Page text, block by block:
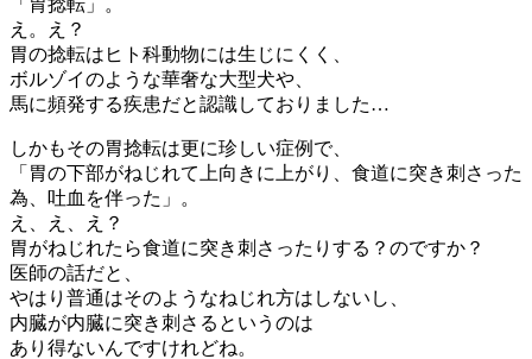
え。え？
胃の捻転はヒト科動物には生じにくく、
ボルゾイのような華奢な大型犬や、
馬に頻発する疾患だと認識しておりました…
しかもその胃捻転は更に珍しい症例で、
「胃の下部がねじれて上向きに上がり、食道に突き刺さった
為、吐血を伴った」。
え、え、え？
胃がねじれたら食道に突き刺さったりする？のですか？
医師の話だと、
やはり普通はそのようなねじれ方はしないし、
内臓が内臓に突き刺さるというのは
あり得ないんですけれどね。